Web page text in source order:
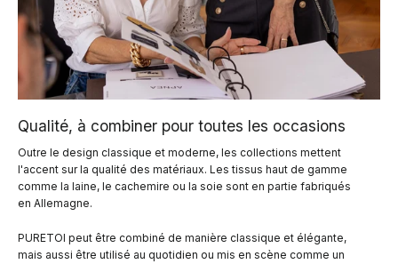
Qualité, à combiner pour toutes les occasions
Outre le design classique et moderne, les collections mettent
l'accent sur la qualité des matériaux. Les tissus haut de gamme
comme la laine, le cachemire ou la soie sont en partie fabriqués
en Allemagne.
PURETOI peut être combiné de manière classique et élégante,
mais aussi être utilisé au quotidien ou mis en scène comme un